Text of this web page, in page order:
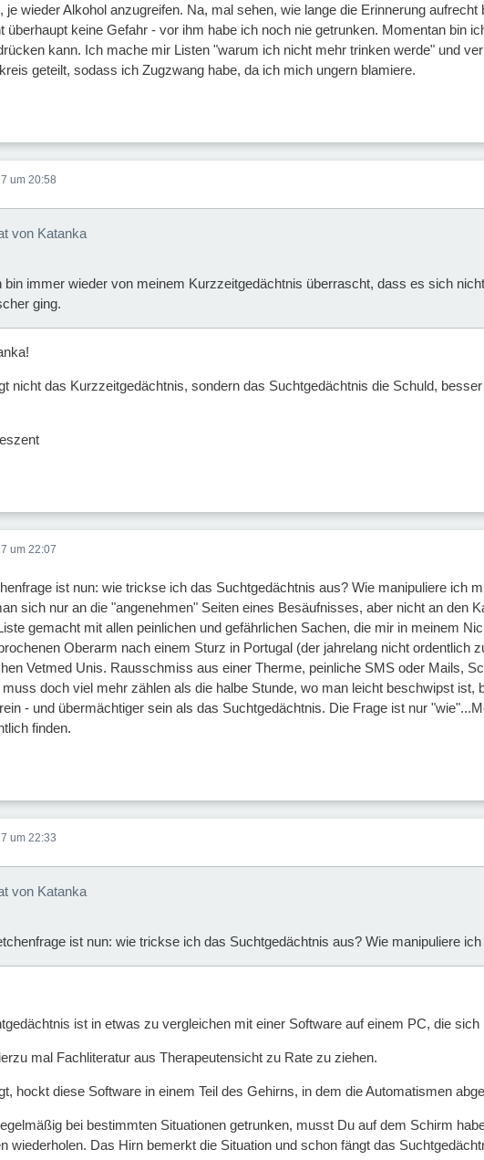
je wieder Alkohol anzugreifen. Na, mal sehen, wie lange die Erinnerung
überhaupt keine Gefahr - vor ihm habe ich noch nie getrunken. Momentan bin
kann. Ich mache mir Listen "warum ich nicht mehr trinken werde" und
geteilt, sodass ich Zugzwang habe, da ich mich ungern blamiere.
um 20:58
von Katanka
bin immer wieder von meinem Kurzzeitgedächtnis überrascht, dass es sich
ging.
nicht das Kurzzeitgedächtnis, sondern das Suchtgedächtnis die Schuld,
um 22:07
ist nun: wie trickse ich das Suchtgedächtnis aus? Wie manipuliere ich
sich nur an die "angenehmen" Seiten eines Besäufnisses, aber nicht an den
gemacht mit allen peinlichen und gefährlichen Sachen, die mir in meinem
Oberarm nach einem Sturz in Portugal (der jahrelang nicht ordentlich
Vetmed Unis. Rausschmiss aus einer Therme, peinliche SMS oder Mails,
doch viel mehr zählen als die halbe Stunde, wo man leicht beschwipst
- und übermächtiger sein als das Suchtgedächtnis. Die Frage ist nur
finden.
um 22:33
von Katanka
ist nun: wie trickse ich das Suchtgedächtnis aus? Wie manipuliere
ist in etwas zu vergleichen mit einer Software auf einem PC, die
mal Fachliteratur aus Therapeutensicht zu Rate zu ziehen.
hockt diese Software in einem Teil des Gehirns, in dem die Automatismen
bei bestimmten Situationen getrunken, musst Du auf dem Schirm
wiederholen. Das Hirn bemerkt die Situation und schon fängt das